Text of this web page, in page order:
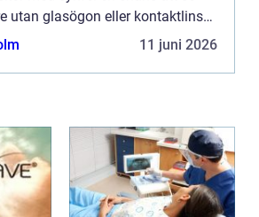
utan glasögon eller kontaktlinser.
11 juni 2026